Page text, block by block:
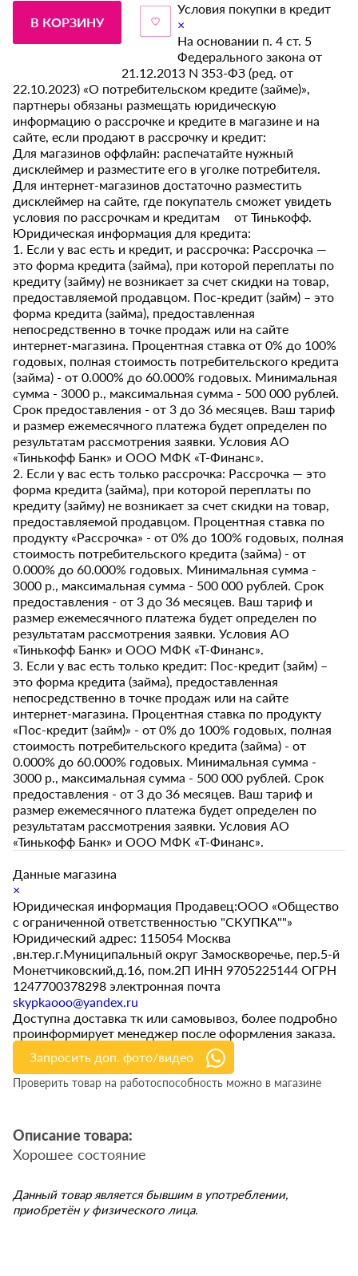
В КОРЗИНУ
Условия покупки в кредит
×
На основании п. 4 ст. 5
Федерального закона от
21.12.2013 N 353-ФЗ (ред. от
22.10.2023) «О потребительском кредите (займе)»,
партнеры обязаны размещать юридическую
информацию о рассрочке и кредите в магазине и на
сайте, если продают в рассрочку и кредит:
Для магазинов оффлайн: распечатайте нужный
дисклеймер и разместите его в уголке потребителя.
Для интернет-магазинов достаточно разместить
дисклеймер на сайте, где покупатель сможет увидеть
условия по рассрочкам и кредитам от Тинькофф.
Юридическая информация для кредита:
1. Если у вас есть и кредит, и рассрочка: Рассрочка —
это форма кредита (займа), при которой переплаты по
кредиту (займу) не возникает за счет скидки на товар,
предоставляемой продавцом. Пос-кредит (займ) – это
форма кредита (займа), предоставленная
непосредственно в точке продаж или на сайте
интернет-магазина. Процентная ставка от 0% до 100%
годовых, полная стоимость потребительского кредита
(займа) - от 0.000% до 60.000% годовых. Минимальная
сумма - 3000 р., максимальная сумма - 500 000 рублей.
Срок предоставления - от 3 до 36 месяцев. Ваш тариф
и размер ежемесячного платежа будет определен по
результатам рассмотрения заявки. Условия АО
«Тинькофф Банк» и ООО МФК «Т-Финанс».
2. Если у вас есть только рассрочка: Рассрочка — это
форма кредита (займа), при которой переплаты по
кредиту (займу) не возникает за счет скидки на товар,
предоставляемой продавцом. Процентная ставка по
продукту «Рассрочка» - от 0% до 100% годовых, полная
стоимость потребительского кредита (займа) - от
0.000% до 60.000% годовых. Минимальная сумма -
3000 р., максимальная сумма - 500 000 рублей. Срок
предоставления - от 3 до 36 месяцев. Ваш тариф и
размер ежемесячного платежа будет определен по
результатам рассмотрения заявки. Условия АО
«Тинькофф Банк» и ООО МФК «Т-Финанс».
3. Если у вас есть только кредит: Пос-кредит (займ) –
это форма кредита (займа), предоставленная
непосредственно в точке продаж или на сайте
интернет-магазина. Процентная ставка по продукту
«Пос-кредит (займ)» - от 0% до 100% годовых, полная
стоимость потребительского кредита (займа) - от
0.000% до 60.000% годовых. Минимальная сумма -
3000 р., максимальная сумма - 500 000 рублей. Срок
предоставления - от 3 до 36 месяцев. Ваш тариф и
размер ежемесячного платежа будет определен по
результатам рассмотрения заявки. Условия АО
«Тинькофф Банк» и ООО МФК «Т-Финанс».
Данные магазина
×
Юридическая информация Продавец:ООО «Общество
с ограниченной ответственностью "СКУПКА""»
Юридический адрес: 115054 Москва
,вн.тер.г.Муниципальный округ Замоскворечье, пер.5-й
Монетчиковский,д.16, пом.2П ИНН 9705225144 ОГРН
1247700378298 электронная почта
skypkaooo@yandex.ru
Доступна доставка тк или самовывоз, более подробно
проинформирует менеджер после оформления заказа.
Запросить доп. фото/видео
Проверить товар на работоспособность можно в магазине
Описание товара:
Хорошее состояние
Данный товар является бывшим в употреблении,
приобретён у физического лица.